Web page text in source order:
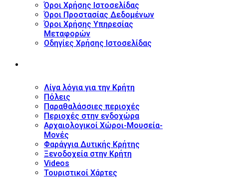
Όροι Χρήσης Ιστοσελίδας
Όροι Προστασίας Δεδομένων
Όροι Χρήσης Υπηρεσίας
Μεταφορών
Οδηγίες Χρήσης Ιστοσελίδας
Λίγα λόγια για την Κρήτη
Πόλεις
Παραθαλάσσιες περιοχές
Περιοχές στην ενδοχώρα
Αρχαιολογικοί Χώροι-Μουσεία-
Μονές
Φαράγγια Δυτικής Κρήτης
Ξενοδοχεία στην Κρήτη
Videos
Τουριστικοί Χάρτες